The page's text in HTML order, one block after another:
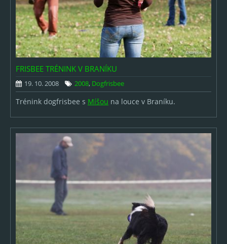
FRISBEE TRÉNINK V BRANÍKU
19. 10. 2008 2008, Dogfrisbee
Trénink dogfrisbee s Míšou na louce v Braníku.